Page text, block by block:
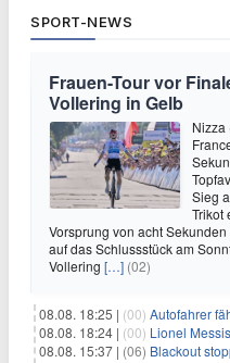
SPORT-NEWS
Frauen-Tour vor
Vollering in Gelb
Nizza
Sieg
Trikot
Vorsprung von acht
auf das Schlussstück am
Vollering […] (02)
08.08. 18:25 | (00) Autofahrer
08.08. 18:24 | (00) Lionel Messis
08.08. 15:37 | (06) Blackout